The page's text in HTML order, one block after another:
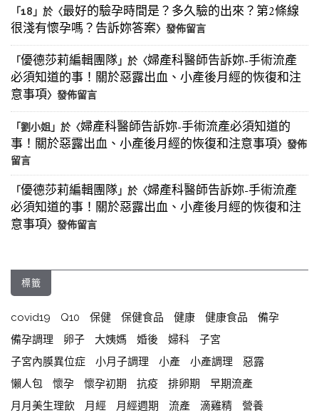
「18 」於〈最好的驗孕時間是？多久驗的出來？第2條線
很淺有懷孕嗎？告訴妳答案〉發佈留言
「優德莎莉編輯團隊」於〈婦產科醫師告訴妳-手術流產
必須知道的事！關於惡露出血、小產後月經的恢復和注
意事項〉發佈留言
「劉小姐 」於〈婦產科醫師告訴妳-手術流產必須知道的
事！關於惡露出血、小產後月經的恢復和注意事項〉發佈
留言
「優德莎莉編輯團隊」於〈婦產科醫師告訴妳-手術流產
必須知道的事！關於惡露出血、小產後月經的恢復和注
意事項〉發佈留言
標籤
covid19 Q10 保健 保健食品 健康 健康食品
備孕
備孕調理
卵子 大姨媽 婚後 婦科
子宮
子宮內膜異位症
小月子調理 小產 小產調理
惡露
懶人包
懷孕 懷孕初期 抗疫 排卵期
早期流產
月月美生理飲
月經 月經週期 流產 滴雞精
營養